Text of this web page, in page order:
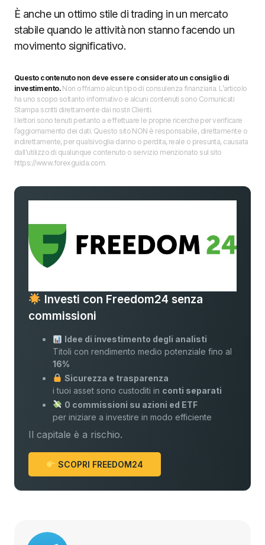
È anche un ottimo stile di trading in un mercato
stabile quando le attività non stanno facendo un
movimento significativo.
Questo contenuto non deve essere considerato un consiglio di
investimento.Non offriamo alcun tipo di consulenza finanziaria. L’articolo
ha uno scopo soltanto informativo e alcuni contenuti sono Comunicati
Stampa scritti direttamente dai nostri Clienti.
I lettori sono tenuti pertanto a effettuare le proprie ricerche per verificare
l’aggiornamento dei dati. Questo sito NON è responsabile, direttamente o
indirettamente, per qualsivoglia danno o perdita, reale o presunta, causata
dall'utilizzo di qualunque contenuto o servizio menzionato sul sito
https://www.forexguida.com.
Investi con Freedom24 senza
commissioni
Idee di investimento degli analisti
Titoli con rendimento medio potenziale fino al
16%
Sicurezza e trasparenza
i tuoi asset sono custoditi in conti separati
0 commissioni su azioni ed ETF
per iniziare a investire in modo efficiente
Il capitale è a rischio.
SCOPRI FREEDOM24